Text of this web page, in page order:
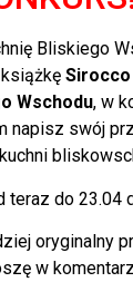
Bliskiego
Sirocco
Wschodu, w
napisz swój
teraz do 23.04
oryginalny
w